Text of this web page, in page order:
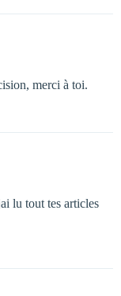
merci à toi.
lu tout tes articles